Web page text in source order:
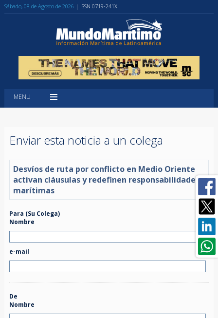
Sábado, 08 de Agosto de 2026 | ISSN 0719-241X
MENU
Enviar esta noticia a un colega
Desvíos de ruta por conflicto en Medio Oriente
activan cláusulas y redefinen responsabilidades
marítimas
Para (Su Colega)
Nombre
e-mail
De
Nombre